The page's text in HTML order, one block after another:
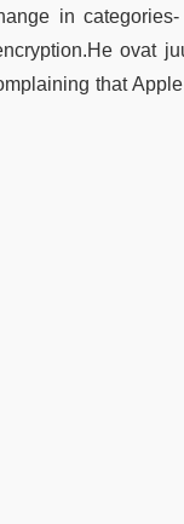
in categories-
ovat
that